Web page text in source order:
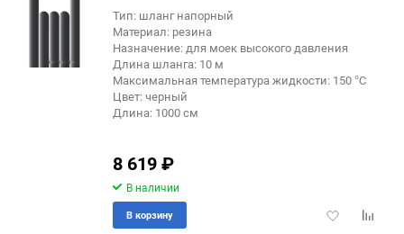
Тип: шланг напорный
Материал: резина
Назначение: для моек высокого давления
Длина шланга: 10 м
Максимальная температура жидкости: 150 °C
Цвет: черный
Длина: 1000 см
8 619₽
В наличии
Добавить
В корзину